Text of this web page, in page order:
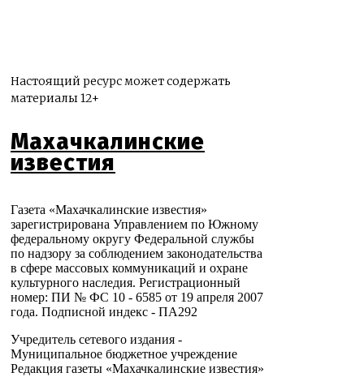
Настоящий ресурс может содержать
материалы 12+
Махачкалинские
известия
Газета «Махачкалинские известия»
зарегистрирована Управлением по Южному
федеральному округу Федеральной службы
по надзору за соблюдением законодательства
в сфере массовых коммуникаций и охране
культурного наследия. Регистрационный
номер: ПИ № ФС 10 - 6585 от 19 апреля 2007
года. Подписной индекс - ПА292
Учредитель сетевого издания -
Муниципальное бюджетное учреждение
Редакция газеты «Махачкалинские известия»